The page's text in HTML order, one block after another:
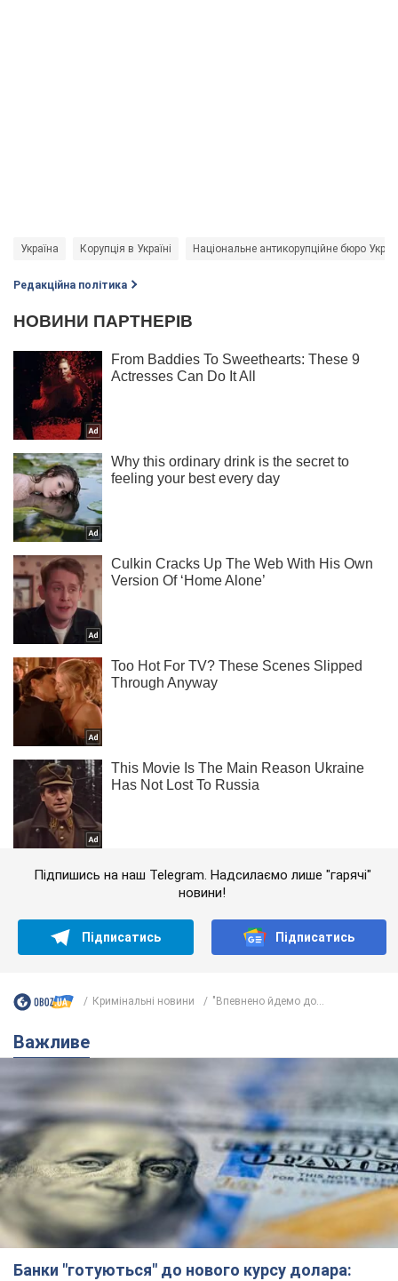
Україна Корупція в Україні Національне антикорупційне бюро
Редакційна політика
Підпишись на наш Telegram. Надсилаємо лише "гарячі"
новини!
Підписатись Підписатись
Кримінальні новини "Впевнено йдемо до...
Важливе
Банки "готуються" до нового курсу долара: